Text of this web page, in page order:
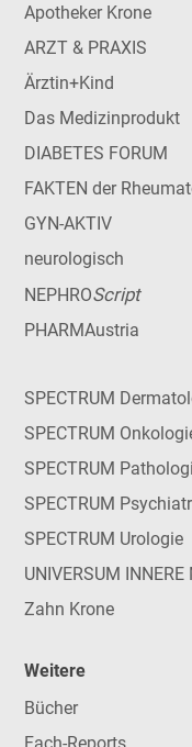
Apotheker Krone
ARZT & PRAXIS
Ärztin+Kind
Das Medizinprodukt
DIABETES FORUM
FAKTEN der
GYN-AKTIV
neurologisch
NEPHROScript
PHARMAustria
SPECTRUM
SPECTRUM
SPECTRUM
SPECTRUM
SPECTRUM Urologie
UNIVERSUM INNERE
Zahn Krone
Weitere
Bücher